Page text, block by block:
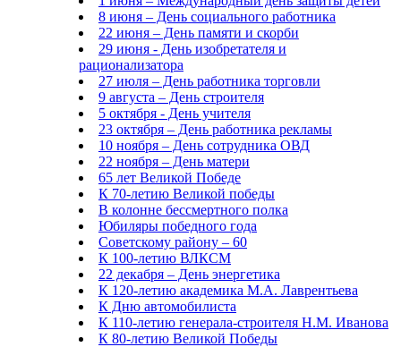
8 июня – День социального работника
22 июня – День памяти и скорби
29 июня - День изобретателя и
рационализатора
27 июля – День работника торговли
9 августа – День строителя
5 октября - День учителя
23 октября – День работника рекламы
10 ноября – День сотрудника ОВД
22 ноября – День матери
65 лет Великой Победе
К 70-летию Великой победы
В колонне бессмертного полка
Юбиляры победного года
Советскому району – 60
К 100-летию ВЛКСМ
22 декабря – День энергетика
К 120-летию академика М.А. Лаврентьева
К Дню автомобилиста
К 110-летию генерала-строителя Н.М. Иванова
К 80-летию Великой Победы